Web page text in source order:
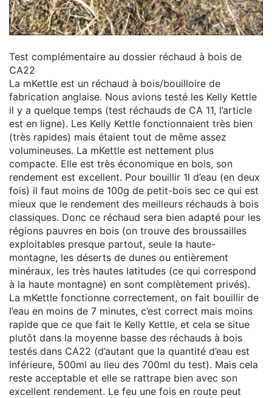
Test complémentaire au dossier réchaud à bois de
CA22
La mKettle est un réchaud à bois/bouilloire de
fabrication anglaise. Nous avions testé les Kelly Kettle
il y a quelque temps (test réchauds de CA 11, l’article
est en ligne). Les Kelly Kettle fonctionnaient très bien
(très rapides) mais étaient tout de même assez
volumineuses. La mKettle est nettement plus
compacte. Elle est très économique en bois, son
rendement est excellent. Pour bouillir 1l d’eau (en deux
fois) il faut moins de 100g de petit-bois sec ce qui est
mieux que le rendement des meilleurs réchauds à bois
classiques. Donc ce réchaud sera bien adapté pour les
régions pauvres en bois (on trouve des broussailles
exploitables presque partout, seule la haute-
montagne, les déserts de dunes ou entièrement
minéraux, les très hautes latitudes (ce qui correspond
à la haute montagne) en sont complètement privés).
La mKettle fonctionne correctement, on fait bouillir de
l’eau en moins de 7 minutes, c’est correct mais moins
rapide que ce que fait le Kelly Kettle, et cela se situe
plutôt dans la moyenne basse des réchauds à bois
testés dans CA22 (d’autant que la quantité d’eau est
inférieure, 500ml au lieu des 700ml du test). Mais cela
reste acceptable et elle se rattrape bien avec son
excellent rendement. Le feu une fois en route peut